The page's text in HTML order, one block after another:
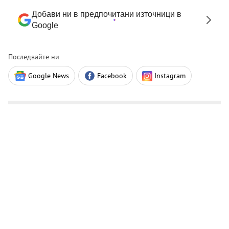
Добави ни в предпочитани източници в
Google
Последвайте ни
Google News Facebook Instagram